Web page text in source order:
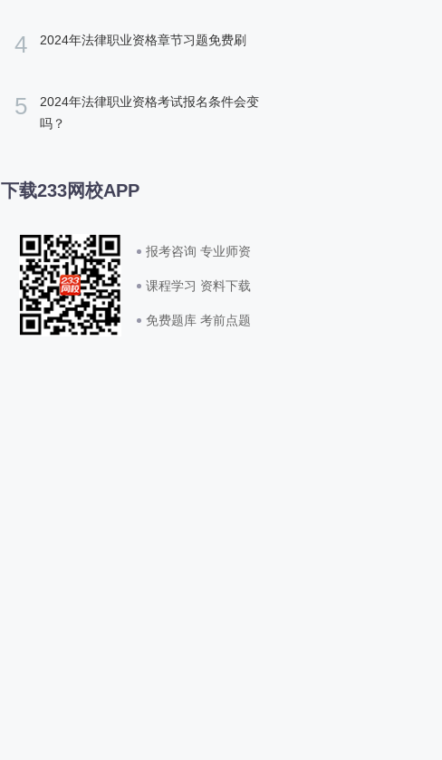
4 2024年法律职业资格章节习题免费刷
5
2024年法律职业资格考试报名条件会变
吗？
下载233网校APP
报考咨询 专业师资
课程学习 资料下载
免费题库 考前点题